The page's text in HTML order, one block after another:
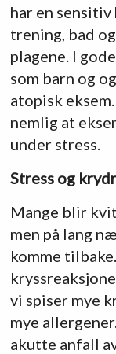
har en
trening, bad
plagene. I
som barn og
atopisk
nemlig at
under stress.
Stress og
Mange blir
men på lang
komme
vi spiser mye
mye
akutte anfall